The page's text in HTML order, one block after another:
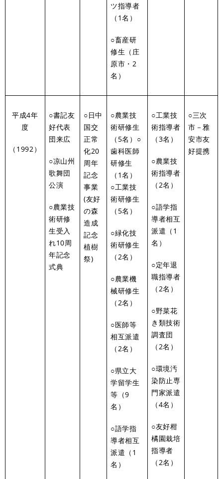
ツ指導者
（1名）
○畜産研
修生（庄
原市・2
名）
平成4年
度
（1992）
○書記友
好代表
団来広
○凉山州
歌舞団
公演
○農業技
術研修
生受入
れ10周
年記念
式典
○日中
国交
正常
化20
周年
記念
事業
(友好
の森
造成
記念
植樹
祭)
○農業技
術研修生
（5名）○
歯科医師
研修生
（1名）
○工業技
術研修生
（5名）
○緑化技
術研修生
（2名）
○農業機
械研修生
（2名）
○医師等
相互派遣
（2名）
○県立大
学留学生
等（9
名）
○語学指
導者相互
派遣（1
名）
○工業技
術指導者
（3名）
○農業技
術指導者
（2名）
○語学指
導者相互
派遣（1
名）
○定年退
職指導者
（2名）
○野菜花
き類技術
調査団
（2名）
○環境汚
染防止専
門家派遣
（4名）
○友好柑
橘園栽培
指導者
（2名）
○三次
市－雅
安市友
好提携